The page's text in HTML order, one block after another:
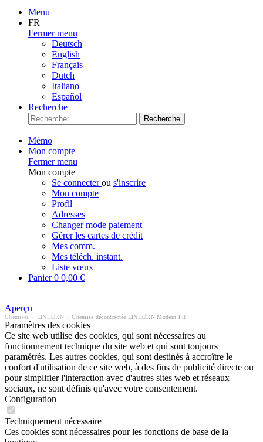
Menu
FR
Fermer menu
Deutsch
English
Français
Dutch
Italiano
Español
Recherche
Recherche
Mémo
Mon compte
Fermer menu
Mon compte
Se connecterou s'inscrire
Mon compte
Profil
Adresses
Changer mode paiement
Gérer les cartes de crédit
Mes comm.
Mes téléch. instant.
Liste vœux
Panier0 0,00 €
Aperçu
Chemises EINHORN Chemise décontractée EINHORN Modern Fit
Paramètres des cookies
Ce site web utilise des cookies, qui sont nécessaires au
fonctionnement technique du site web et qui sont toujours
paramétrés. Les autres cookies, qui sont destinés à accroître le
confort d'utilisation de ce site web, à des fins de publicité directe ou
pour simplifier l'interaction avec d'autres sites web et réseaux
sociaux, ne sont définis qu'avec votre consentement.
Configuration
Techniquement nécessaire
Ces cookies sont nécessaires pour les fonctions de base de la